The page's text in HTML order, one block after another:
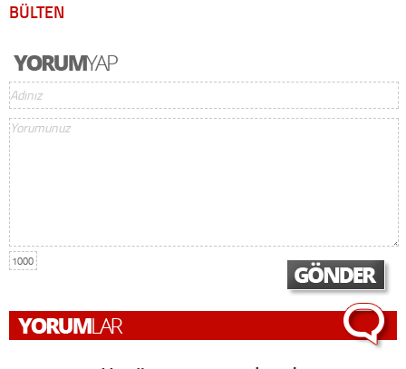
BÜLTEN
1000